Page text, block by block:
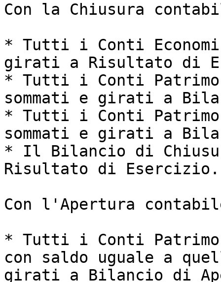
Con la Chiusura
* Tutti i Conti
girati a Risultato di
* Tutti i Conti
sommati e girati a
* Tutti i Conti
sommati e girati a
* Il Bilancio di
Risultato di Esercizio.
Con l'Apertura
* Tutti i Conti
con saldo uguale a
girati a Bilancio di